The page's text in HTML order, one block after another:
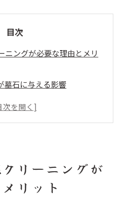
目次
ニングが必要な理由とメリ
墓石に与える影響
保つための重要性
グの費用対効果を考える
知県の思い出を守る方法
リーニングが
リット